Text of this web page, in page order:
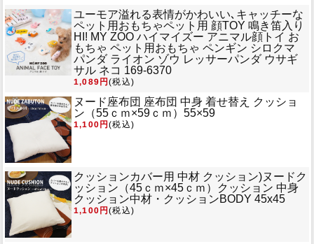
ユーモア溢れる表情がかわいい､キャッチーな
ペット用おもちゃペット用 顔TOY 鳴き笛入り
HI! MY ZOO ハイマイズー アニマル顔トイ お
もちゃ ペット用おもちゃ ペンギン シロクマ
パンダ ライオン ゾウ レッサーパンダ ウサギ
サル ネコ 169-6370
1,089円(税込)
ヌード座布団 座布団 中身 着せ替え クッショ
ン（55ｃｍ×59ｃｍ）55×59
1,100円(税込)
クッションカバー用 中材 クッション)ヌードク
ッション（45ｃｍ×45ｃｍ）クッション 中身
クッション中材・クッションBODY 45x45
1,100円(税込)